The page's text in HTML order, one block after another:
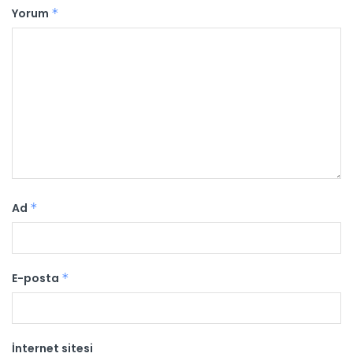
Yorum *
Ad *
E-posta *
İnternet sitesi